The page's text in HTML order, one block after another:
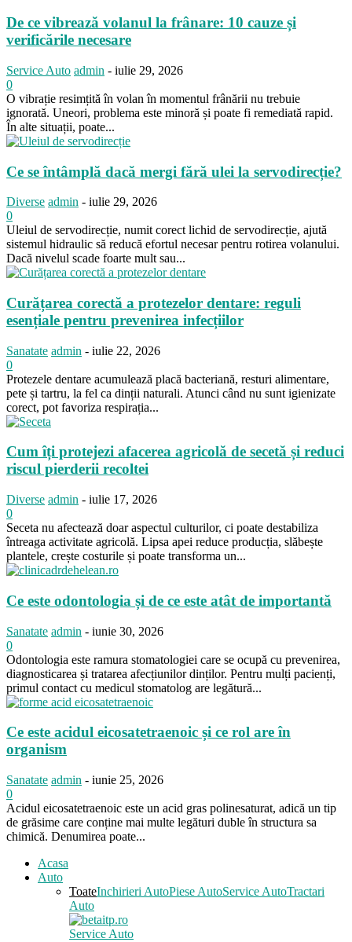
De ce vibrează volanul la frânare: 10 cauze și
verificările necesare
Service Auto admin - iulie 29, 2026
0
O vibrație resimțită în volan în momentul frânării nu trebuie
ignorată. Uneori, problema este minoră și poate fi remediată rapid.
În alte situații, poate...
Ce se întâmplă dacă mergi fără ulei la servodirecție?
Diverse admin - iulie 29, 2026
0
Uleiul de servodirecție, numit corect lichid de servodirecție, ajută
sistemul hidraulic să reducă efortul necesar pentru rotirea volanului.
Dacă nivelul scade foarte mult sau...
Curățarea corectă a protezelor dentare: reguli
esențiale pentru prevenirea infecțiilor
Sanatate admin - iulie 22, 2026
0
Protezele dentare acumulează placă bacteriană, resturi alimentare,
pete și tartru, la fel ca dinții naturali. Atunci când nu sunt igienizate
corect, pot favoriza respirația...
Cum îți protejezi afacerea agricolă de secetă și reduci
riscul pierderii recoltei
Diverse admin - iulie 17, 2026
0
Seceta nu afectează doar aspectul culturilor, ci poate destabiliza
întreaga activitate agricolă. Lipsa apei reduce producția, slăbește
plantele, crește costurile și poate transforma un...
Ce este odontologia și de ce este atât de importantă
Sanatate admin - iunie 30, 2026
0
Odontologia este ramura stomatologiei care se ocupă cu prevenirea,
diagnosticarea și tratarea afecțiunilor dinților. Pentru mulți pacienți,
primul contact cu medicul stomatolog are legătură...
Ce este acidul eicosatetraenoic și ce rol are în
organism
Sanatate admin - iunie 25, 2026
0
Acidul eicosatetraenoic este un acid gras polinesaturat, adică un tip
de grăsime care conține mai multe legături duble în structura sa
chimică. Denumirea poate...
Acasa
Auto
ToateInchirieri AutoPiese AutoService AutoTractari
Auto
Service Auto